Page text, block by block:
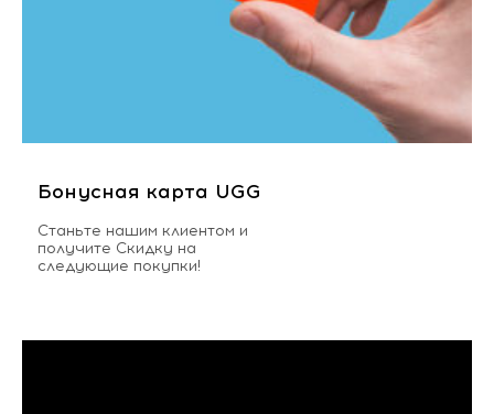
Бонусная карта UGG
Станьте нашим клиентом и
получите Скидку на
следующие покупки!